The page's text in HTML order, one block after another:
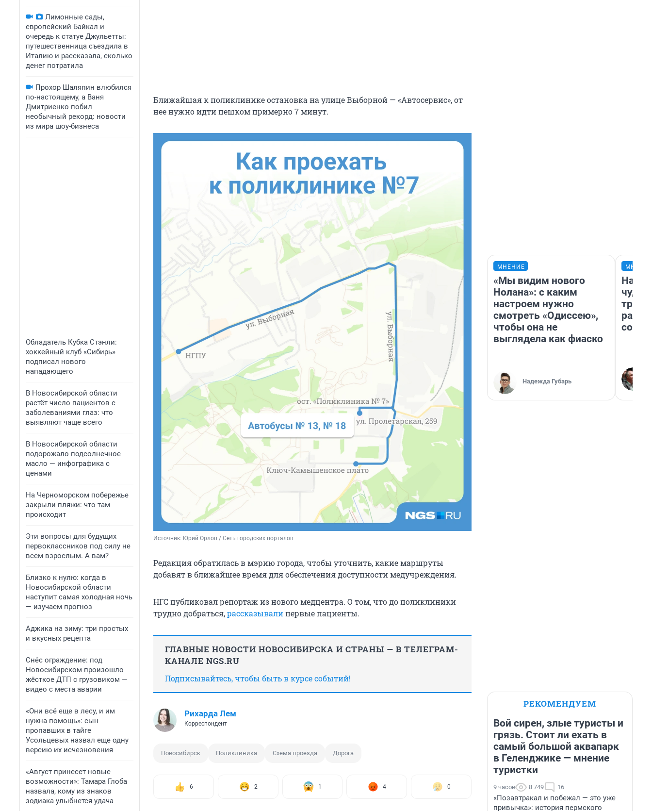
Лимонные сады,
европейский Байкал и
очередь к статуе Джульетты:
путешественница съездила в
Италию и рассказала, сколько
денег потратила
Прохор Шаляпин влюбился
по-настоящему, а Ваня
Дмитриенко побил
необычный рекорд: новости
из мира шоу-бизнеса
Обладатель Кубка Стэнли:
хоккейный клуб «Сибирь»
подписал нового
нападающего
В Новосибирской области
растёт число пациентов с
заболеваниями глаз: что
выявляют чаще всего
В Новосибирской области
подорожало подсолнечное
масло — инфографика с
ценами
На Черноморском побережье
закрыли пляжи: что там
происходит
Эти вопросы для будущих
первоклассников под силу не
всем взрослым. А вам?
Близко к нулю: когда в
Новосибирской области
наступит самая холодная ночь
— изучаем прогноз
Аджика на зиму: три простых
и вкусных рецепта
Снёс ограждение: под
Новосибирском произошло
жёсткое ДТП с грузовиком —
видео с места аварии
«Они всё еще в лесу, и им
нужна помощь»: сын
пропавших в тайге
Усольцевых назвал еще одну
версию их исчезновения
«Август принесет новые
возможности»: Тамара Глоба
назвала, кому из знаков
зодиака улыбнется удача
Ближайшая к поликлинике остановка на улице Выборной — «Автосервис», от
нее нужно идти пешком примерно 7 минут.
Источник: Юрий Орлов / Сеть городских порталов
Редакция обратилась в мэрию города, чтобы уточнить, какие маршруты
добавят в ближайшее время для обеспечения доступности медучреждения.
НГС публиковал репортаж из нового медцентра. О том, что до поликлиники
трудно добраться,рассказывалипервые пациенты.
ГЛАВНЫЕ НОВОСТИ НОВОСИБИРСКА И СТРАНЫ — В ТЕЛЕГРАМ-
КАНАЛЕ NGS.RU
Подписывайтесь, чтобы быть в курсе событий!
Рихарда Лем
Корреспондент
Новосибирск Поликлиника Схема проезда Дорога
6 2 1 4 0
МНЕНИЕ
«Мы видим нового
Нолана»: с каким
настроем нужно
смотреть «Одиссею»,
чтобы она не
выглядела как фиаско
Надежда Губарь
РЕКОМЕНДУЕМ
Вой сирен, злые туристы и
грязь. Стоит ли ехать в
самый большой аквапарк
в Геленджике — мнение
туристки
9 часов 8 749 16
«Позавтракал и побежал — это уже
привычка»: история пермского